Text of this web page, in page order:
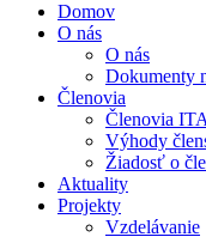
Domov
O nás
O nás
Dokumenty
Členovia
Členovia
Výhody
Žiadosť o
Aktuality
Projekty
Vzdelávanie